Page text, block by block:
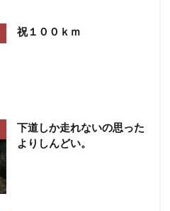
祝１００ｋｍ
下道しか走れないの思った
よりしんどい。